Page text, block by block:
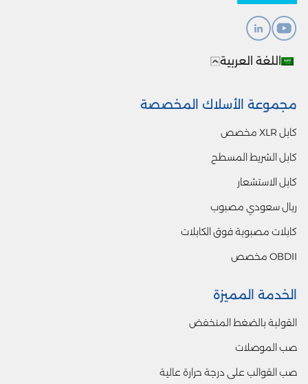
اللغة العربية
مجموعة الأسلاك المخصصة
كابل XLR مخصص
كابل الشريط المسطح
كابل الاستشعار
ريال سعودي مصبوب
كابلات مصبوبة فوق الكابلات
OBDII مخصص
الخدمة المميزة
القولبة بالضغط المنخفض
صب الموصلات
صب القوالب على درجة حرارة عالية